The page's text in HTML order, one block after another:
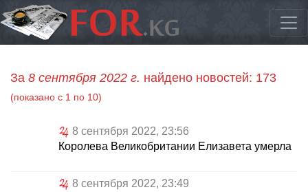
За 8 сентября 2022 г. найдено новостей: 173
(показано с 1 по 10)
8 сентября 2022, 23:56
Королева Великобритании Елизавета умерла
8 сентября 2022, 23:49